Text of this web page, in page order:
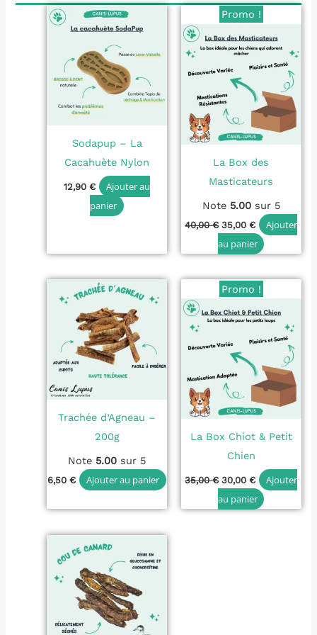
Sodapup – La
Cacahuète Nylon
12,90€
Ajouter au
panier
Promo !
La Box des
Masticateurs
Note 5.00sur 5
40,00€
Le
prix
initial
était :
40,00 €.
35,00€
Le
prix
actuel
est :
Ajouter
au panier
Trachée d’Agneau –
200g
Note 5.00 sur 5
6,50€ Ajouter au panier
Promo !
La Box Chiot & Petit
Chien
35,00€
Le
prix
initial
était :
30,00€
Le
prix
actuel
est :
30,00 €.
Ajouter
au panier
de
prix :
à
6,50 €
produit
plusieurs
variations.